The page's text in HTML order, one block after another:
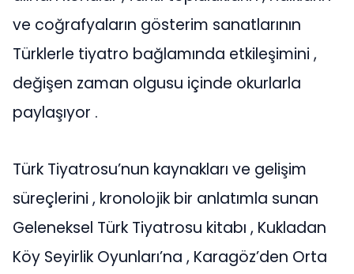
ve coğrafyaların gösterim sanatlarının
Türklerle tiyatro bağlamında etkileşimini ,
değişen zaman olgusu içinde okurlarla
paylaşıyor .
Türk Tiyatrosu’nun kaynakları ve gelişim
süreçlerini , kronolojik bir anlatımla sunan
Geleneksel Türk Tiyatrosu kitabı , Kukladan
Köy Seyirlik Oyunları’na , Karagöz’den Orta